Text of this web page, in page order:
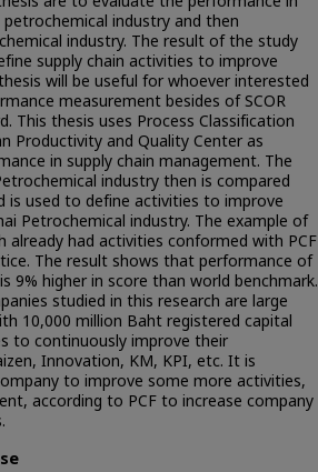
industry and then
industry. The result of the study
supply chain activities to improve
will be useful for whoever interested
measurement besides of SCOR
This thesis uses Process Classification
Productivity and Quality Center as
in supply chain management. The
industry then is compared
is used to define activities to improve
Petrochemical industry. The example of
already had activities conformed with PCF
The result shows that performance of
9% higher in score than world benchmark.
studied in this research are large
10,000 million Baht registered capital
to continuously improve their
Innovation, KM, KPI, etc. It is
to improve some more activities,
according to PCF to increase company